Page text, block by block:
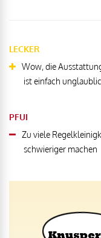
LECKER
Wow, die
ist einfach
PFUI
Zu viele
schwieriger machen